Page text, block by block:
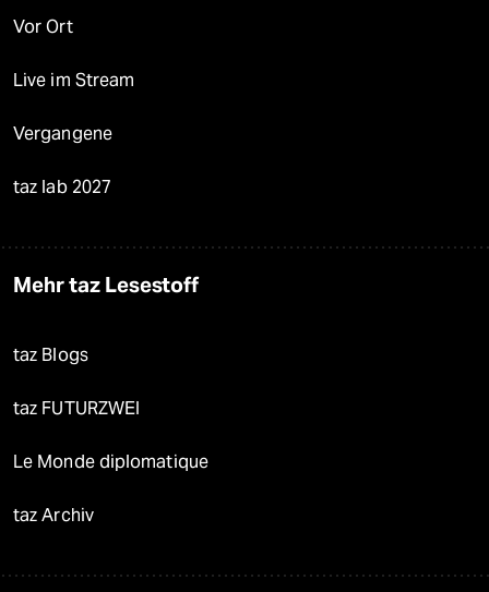
Vor Ort
Live im Stream
Vergangene
taz lab 2027
Mehr taz Lesestoff
taz Blogs
taz FUTURZWEI
Le Monde diplomatique
taz Archiv